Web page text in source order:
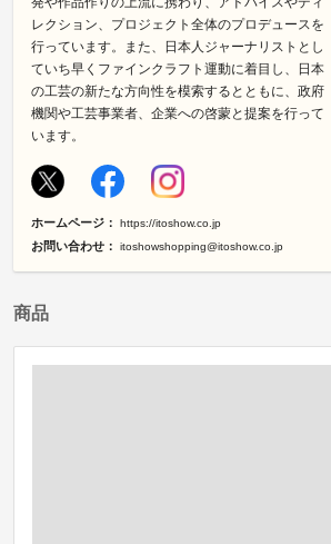
レクション、プロジェクト全体のプロデュースを
行っています。また、日本人ジャーナリストとし
ていち早くファインクラフト運動に着目し、日本
の工芸の新たな方向性を模索するとともに、政府
機関や工芸事業者、企業への啓蒙と提案を行って
います。
ホームページ： https://itoshow.co.jp
お問い合わせ： itoshowshopping@itoshow.co.jp
商品